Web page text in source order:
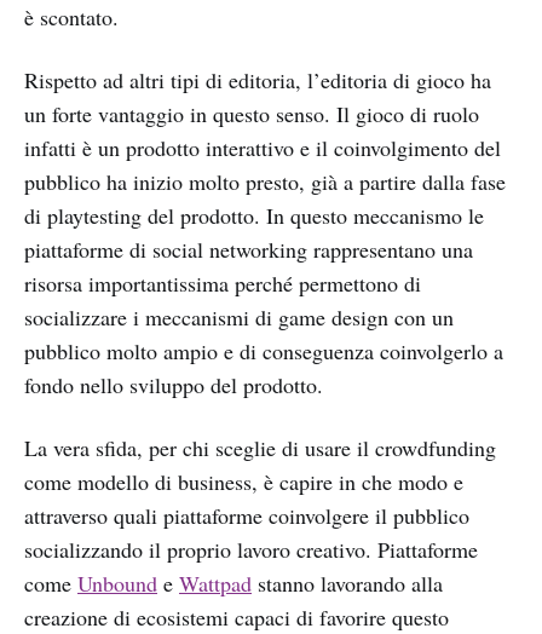
è scontato.
Rispetto ad altri tipi di editoria, l’editoria di gioco ha
un forte vantaggio in questo senso. Il gioco di ruolo
infatti è un prodotto interattivo e il coinvolgimento del
pubblico ha inizio molto presto, già a partire dalla fase
di playtesting del prodotto. In questo meccanismo le
piattaforme di social networking rappresentano una
risorsa importantissima perché permettono di
socializzare i meccanismi di game design con un
pubblico molto ampio e di conseguenza coinvolgerlo a
fondo nello sviluppo del prodotto.
La vera sfida, per chi sceglie di usare il crowdfunding
come modello di business, è capire in che modo e
attraverso quali piattaforme coinvolgere il pubblico
socializzando il proprio lavoro creativo. Piattaforme
come Unbound e Wattpad stanno lavorando alla
creazione di ecosistemi capaci di favorire questo